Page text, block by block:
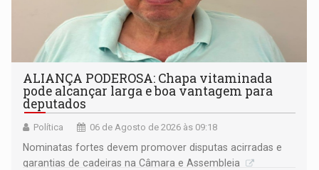
ALIANÇA PODEROSA: Chapa vitaminada
pode alcançar larga e boa vantagem para
deputados
Política 06 de Agosto de 2026 às 09:18
Nominatas fortes devem promover disputas acirradas e
garantias de cadeiras na Câmara e Assembleia